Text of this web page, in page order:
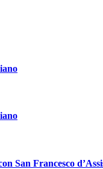
San Francesco